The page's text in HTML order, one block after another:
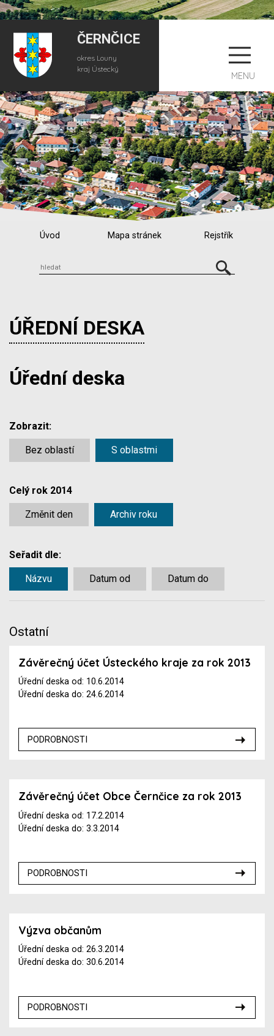
ČERNČICE
okres Louny
kraj Ústecký
MENU
Úvod Mapa stránek Rejstřík
ÚŘEDNÍ DESKA
Úřední deska
Zobrazit:
Bez oblastí S oblastmi
Celý rok 2014
Změnit den Archiv roku
Seřadit dle:
Názvu Datum od Datum do
Ostatní
Závěrečný účet Ústeckého kraje za rok 2013
Úřední deska od: 10.6.2014
Úřední deska do: 24.6.2014
PODROBNOSTI
Závěrečný účet Obce Černčice za rok 2013
Úřední deska od: 17.2.2014
Úřední deska do: 3.3.2014
PODROBNOSTI
Výzva občanům
Úřední deska od: 26.3.2014
Úřední deska do: 30.6.2014
PODROBNOSTI